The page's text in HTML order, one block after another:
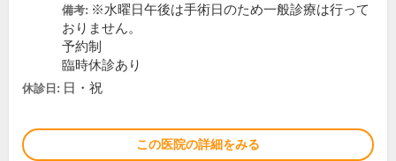
備考: ※水曜日午後は手術日のため一般診療は行って
おりません。
予約制
臨時休診あり
休診日: 日・祝
この医院の詳細をみる